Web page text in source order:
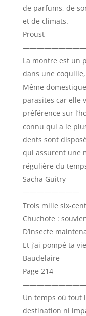
de parfums, de
et de climats.
Proust
La montre est un
dans une
Même
parasites car elle
préférence sur
connu qui a le
dents sont
qui assurent une
régulière du
Sacha Guitry
————————
Trois mille six-
Chuchote :
D’insecte
Et j’ai pompé ta
Baudelaire
Page 214
Un temps où tout
destination ni